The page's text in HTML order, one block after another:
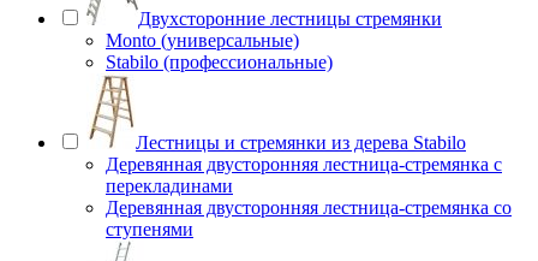
Двухсторонние лестницы стремянки
Monto (универсальные)
Stabilo (профессиональные)
Лестницы и стремянки из дерева Stabilo
Деревянная двусторонняя лестница-стремянка с
перекладинами
Деревянная двусторонняя лестница-стремянка со
ступенями